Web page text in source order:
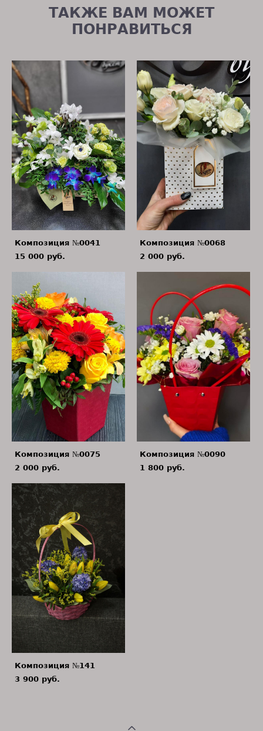
ТАКЖЕ ВАМ МОЖЕТ
ПОНРАВИТЬСЯ
Композиция №0041
15 000 pуб.
Композиция №0068
2 000 pуб.
Композиция №0075
2 000 pуб.
Композиция №0090
1 800 pуб.
Композиция №141
3 900 pуб.